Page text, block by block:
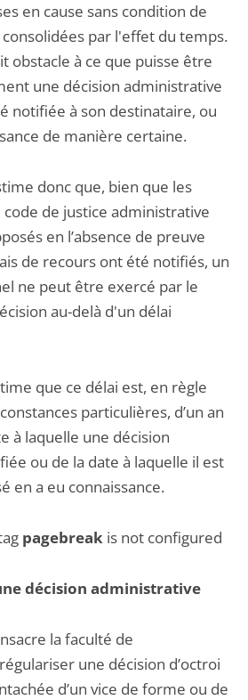
en cause sans condition de
par l'effet du temps.
obstacle à ce que puisse être
une décision administrative
notifiée à son destinataire, ou
de manière certaine.
donc que, bien que les
de justice administrative
en l’absence de preuve
de recours ont été notifiés, un
ne peut être exercé par le
au-delà d'un délai
que ce délai est, en règle
particulières, d’un an
à laquelle une décision
ou de la date à laquelle il est
en a eu connaissance.
pagebreak is not configured
décision administrative
la faculté de
une décision d’octroi
d’un vice de forme ou de